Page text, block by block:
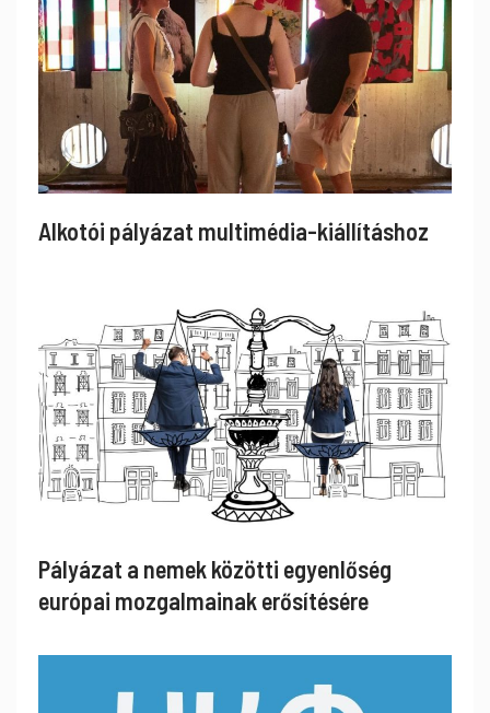
Alkotói pályázat multimédia-kiállításhoz
Pályázat a nemek közötti egyenlőség
európai mozgalmainak erősítésére